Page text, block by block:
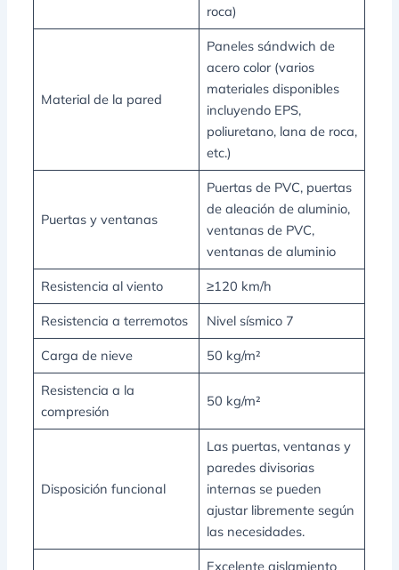
roca)
Material de la pared
Paneles sándwich de
acero color (varios
materiales disponibles
incluyendo EPS,
poliuretano, lana de roca,
etc.)
Puertas y ventanas
Puertas de PVC, puertas
de aleación de aluminio,
ventanas de PVC,
ventanas de aluminio
Resistencia al viento ≥120 km/h
Resistencia a terremotos Nivel sísmico 7
Carga de nieve 50 kg/m²
Resistencia a la
compresión
50 kg/m²
Disposición funcional
Las puertas, ventanas y
paredes divisorias
internas se pueden
ajustar libremente según
las necesidades.
Excelente aislamiento